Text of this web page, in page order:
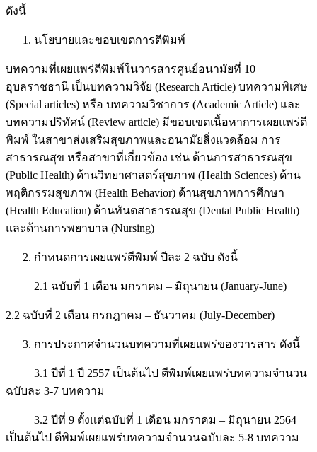
ดังนี้
นโยบายและขอบเขตการตีพิมพ์
บทความที่เผยแพร่ตีพิมพ์ในวารสารศูนย์อนามัยที่ 10
อุบลราชธานี เป็นบทความวิจัย (Research Article) บทความพิเศษ
(Special articles) หรือ บทความวิชาการ (Academic Article) และ
บทความปริทัศน์ (Review article) มีขอบเขตเนื้อหาการเผยแพร่ตี
พิมพ์ ในสาขาส่งเสริมสุขภาพและอนามัยสิ่งแวดล้อม การ
สาธารณสุข หรือสาขาที่เกี่ยวข้อง เช่น ด้านการสาธารณสุข
(Public Health) ด้านวิทยาศาสตร์สุขภาพ (Health Sciences) ด้าน
พฤติกรรมสุขภาพ (Health Behavior) ด้านสุขภาพการศึกษา
(Health Education) ด้านทันตสาธารณสุข (Dental Public Health)
และด้านการพยาบาล (Nursing)
กำหนดการเผยแพร่ตีพิมพ์ ปีละ 2 ฉบับ ดังนี้
2.1 ฉบับที่ 1 เดือน มกราคม – มิถุนายน (January-June)
2.2 ฉบับที่ 2 เดือน กรกฎาคม – ธันวาคม (July-December)
การประกาศจำนวนบทความที่เผยแพร่ของวารสาร ดังนี้
3.1 ปีที่ 1 ปี 2557 เป็นต้นไป ตีพิมพ์เผยแพร่บทความจำนวน
ฉบับละ 3-7 บทความ
3.2 ปีที่ 9 ตั้งแต่ฉบับที่ 1 เดือน มกราคม – มิถุนายน 2564
เป็นต้นไป ตีพิมพ์เผยแพร่บทความจำนวนฉบับละ 5-8 บทความ